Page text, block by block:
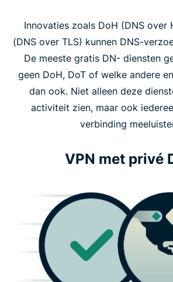
Innovaties zoals DoH (DNS over
(DNS over TLS) kunnen DNS-
De meeste gratis DN- diensten
geen DoH, DoT of welke andere
dan ook. Niet alleen deze
activiteit zien, maar ook
verbinding
VPN met privé